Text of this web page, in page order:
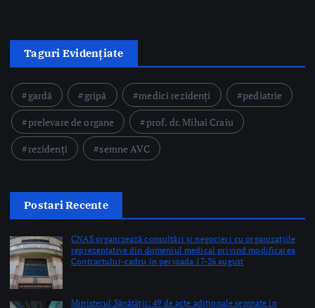
prelevare de organe
rezidenți
semne AVC
Postari Recente
CNAS organizează consultări și negocieri cu organizațiile
by Briana Teodorescu
această săptămână pentru continuarea investițiilor în
sănătate prin PNRR
by Briana Teodorescu
Oradea în ultimele 48 de ore